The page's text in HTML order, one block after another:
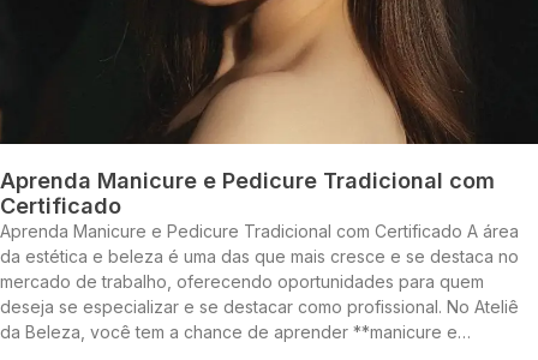
Aprenda Manicure e Pedicure Tradicional com
Certificado
Aprenda Manicure e Pedicure Tradicional com Certificado A área
da estética e beleza é uma das que mais cresce e se destaca no
mercado de trabalho, oferecendo oportunidades para quem
deseja se especializar e se destacar como profissional. No Ateliê
da Beleza, você tem a chance de aprender **manicure e…